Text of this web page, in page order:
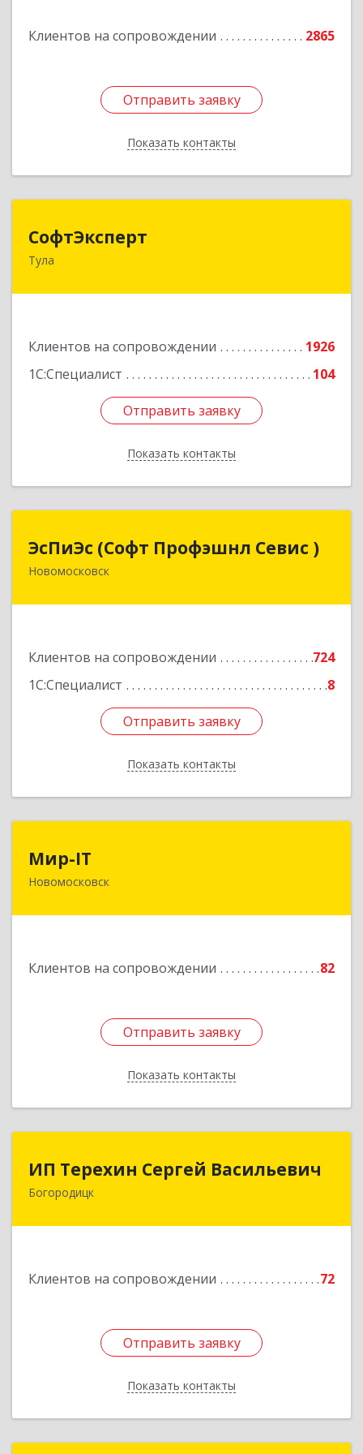
Клиентов на сопровождении 2865
Отправить заявку
Показать контакты
Отправить заявку
Назад
СофтЭксперт
Тула
Клиентов на сопровождении
1926
1С:Специалист
104
Отправить заявку
Показать контакты
300013, Тульская обл, Тула г, Болдина ул, дом №
Отправить заявку
Назад
ЭсПиЭс (Софт Профэшнл Севис )
Новомосковск
Клиентов на сопровождении
724
1С:Специалист
8
Отправить заявку
Показать контакты
ЭсПиЭс (Софт Профэшнл Севис )
301659, Тульская обл, Новомосковский р-н,
Отправить заявку
Назад
Мир-IT
Новомосковск
Клиентов на сопровождении 82
Отправить заявку
Показать контакты
301650, Тульская обл, Новомосковск г,
Отправить заявку
Назад
ИП Терехин Сергей Васильевич
Богородицк
Клиентов на сопровождении 72
Отправить заявку
Показать контакты
ИП Терехин Сергей Васильевич
301831, Тульская обл, Богородицкий р-н,
Отправить заявку
Назад